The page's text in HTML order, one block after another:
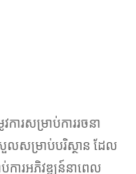
ការសម្រាប់ការរចនា
លសម្រាប់បរិស្ថាន ដែល
ប់ការអភិវឌ្ឍន៍នាពេល